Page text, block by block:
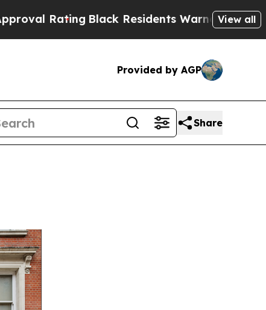
Black Residents Warned of Abusive Cops for
View all
Provided by AGP
Share